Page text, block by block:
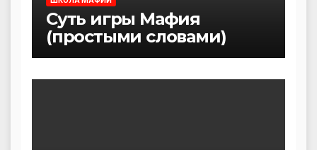
Суть игры Мафия
(простыми словами)